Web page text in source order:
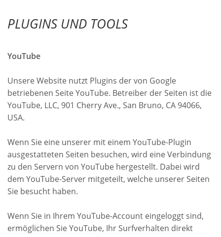
PLUGINS UND TOOLS
YouTube
Unsere Website nutzt Plugins der von Google
betriebenen Seite YouTube. Betreiber der Seiten ist die
YouTube, LLC, 901 Cherry Ave., San Bruno, CA 94066,
USA.
Wenn Sie eine unserer mit einem YouTube-Plugin
ausgestatteten Seiten besuchen, wird eine Verbindung
zu den Servern von YouTube hergestellt. Dabei wird
dem YouTube-Server mitgeteilt, welche unserer Seiten
Sie besucht haben.
Wenn Sie in Ihrem YouTube-Account eingeloggt sind,
ermöglichen Sie YouTube, Ihr Surfverhalten direkt